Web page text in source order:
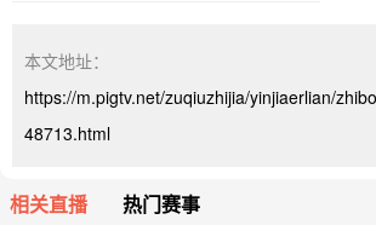
本文地址：
https://m.pigtv.net/zuqiuzhijia/yinjiaerlian/
48713.html
相关直播 热门赛事